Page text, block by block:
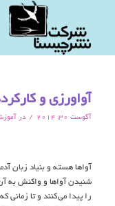
آواورزی و
آگوست 30, 2014 / در
آواها هسته و بنياد زبان
شنيدن آواها و واکنش به
را پيدا مي کنند و تا